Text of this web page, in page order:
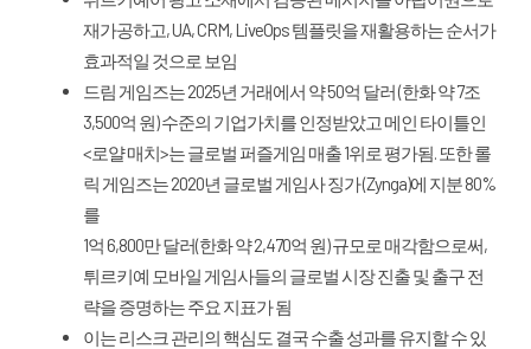
재가공하고, UA, CRM, LiveOps 템플릿을 재활용하는 순서가
효과적일 것으로 보임
드림 게임즈는 2025년 거래에서 약 50억 달러 (한화 약 7조
3,500억 원) 수준의 기업가치를 인정받았고 메인 타이틀인
<로얄 매치>는 글로벌 퍼즐게임 매출 1위로 평가됨. 또한 롤
릭 게임즈는 2020년 글로벌 게임사 징가 (Zynga)에 지분 80%
를
1억 6,800만 달러(한화 약 2,470억 원) 규모로 매각함으로써,
튀르키예 모바일 게임사들의 글로벌 시장 진출 및 출구 전
략을 증명하는 주요 지표가 됨
이는 리스크 관리의 핵심도 결국 수출 성과를 유지할 수 있